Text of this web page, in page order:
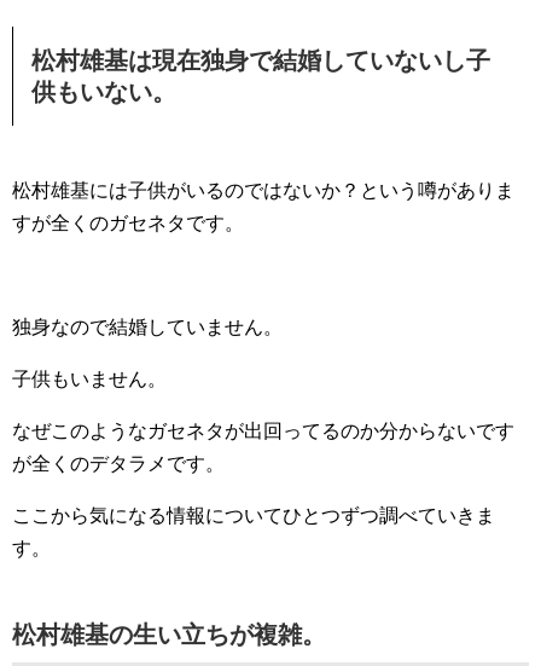
松村雄基は現在独身で結婚していないし子
供もいない。
松村雄基には子供がいるのではないか？という噂がありま
すが全くのガセネタです。
独身なので結婚していません。
子供もいません。
なぜこのようなガセネタが出回ってるのか分からないです
が全くのデタラメです。
ここから気になる情報についてひとつずつ調べていきま
す。
松村雄基の生い立ちが複雑。